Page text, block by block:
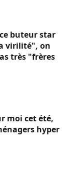
buteur star
virilité", on
très "frères
moi cet été,
hyper